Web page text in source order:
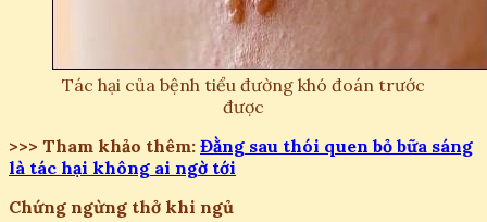
Tác hại của bệnh tiểu đường khó đoán trước
được
>>> Tham khảo thêm: Đằng sau thói quen bỏ bữa sáng
là tác hại không ai ngờ tới
Chứng ngừng thở khi ngủ